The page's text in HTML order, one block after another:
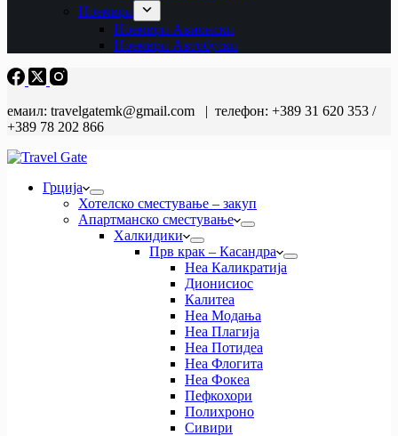
Ноември
Ноември Авионски
Ноември Автобуски
емаил: travelgatemk@gmail.com | телефон: +389 31 620 353 /
+389 78 202 866
Грција
Хотелско сместување – закуп
Апартманско сместување
Халкидики
Прв крак – Касандра
Неа Каликратија
Дионисиос
Калитеа
Неа Модања
Неа Плагија
Неа Потидеа
Неа Флогита
Неа Фокеа
Пефкохори
Полихроно
Сивири